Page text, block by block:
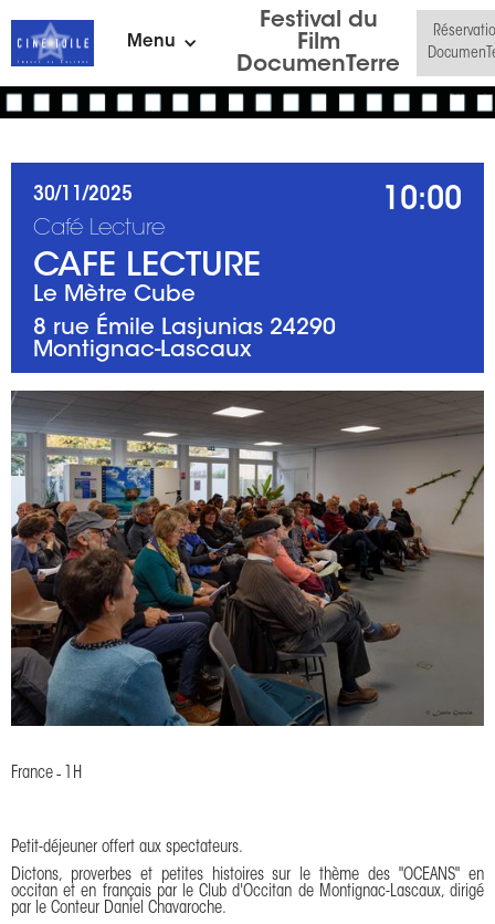
Menu
Festival du
Film
DocumenTerre
30/11/2025 10:00
Café Lecture
CAFE LECTURE
Le Mètre Cube
8 rue Émile Lasjunias 24290
Montignac-Lascaux
France - 1H
Petit-déjeuner offert aux spectateurs.
Dictons, proverbes et petites histoires sur le thème des "OCEANS" en
occitan et en français par le Club d'Occitan de Montignac-Lascaux, dirigé
par le Conteur Daniel Chavaroche.